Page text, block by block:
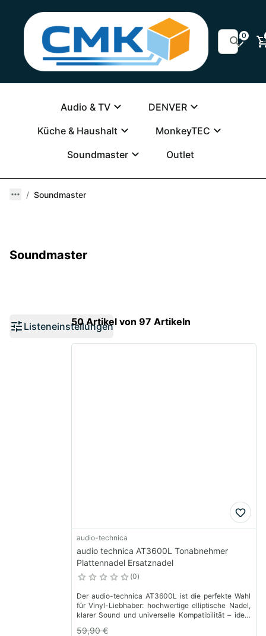
0
Audio & TV
DENVER
Küche & Haushalt
MonkeyTEC
Soundmaster
Outlet
Soundmaster
Soundmaster
Listeneinstellungen50 Artikel von 97 Artikeln
audio-technica
audio technica AT3600L Tonabnehmer
Plattennadel Ersatznadel
0
Der audio-technica AT3600L ist die perfekte Wahl
für Vinyl-Liebhaber: hochwertige elliptische Nadel,
klarer Sound und universelle Kompatibilität – ideal
59,90 €